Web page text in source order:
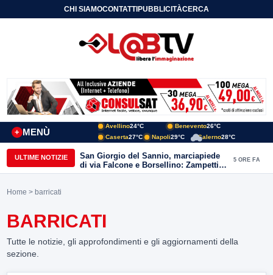
CHI SIAMOCONTATTIPUBBLICITÀCERCA
MENÙ
+
Avellino24°C Benevento26°C
Caserta27°C Napoli29°C Salerno28°C
ULTIME NOTIZIE
San Giorgio del Sannio, marciapiede
di via Falcone e Borsellino: Zampetti e
Lombardi replicano alle polemiche
5 ORE FA
Home > barricati
BARRICATI
Tutte le notizie, gli approfondimenti e gli aggiornamenti della
sezione.